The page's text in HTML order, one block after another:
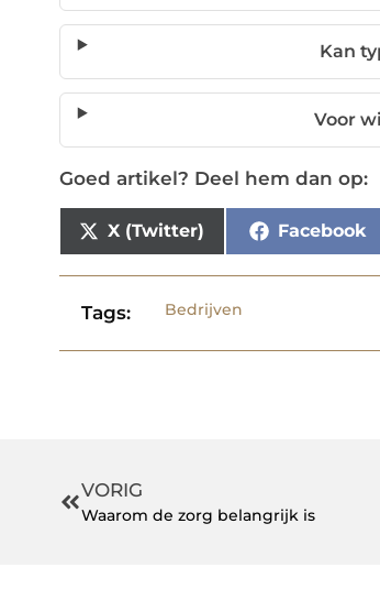
Kan
Voor
Goed artikel? Deel hem dan op:
X (Twitter) Facebook
Tags: Bedrijven
VORIG
Waarom de zorg belangrijk is